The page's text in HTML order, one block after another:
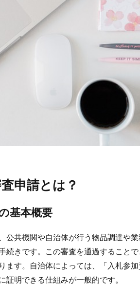
申請とは？
基本概要
公共機関や自治体が行う物品調達や
続きです。この審査を通過すること
ます。自治体によっては、「入札参
証明できる仕組みが一般的です。